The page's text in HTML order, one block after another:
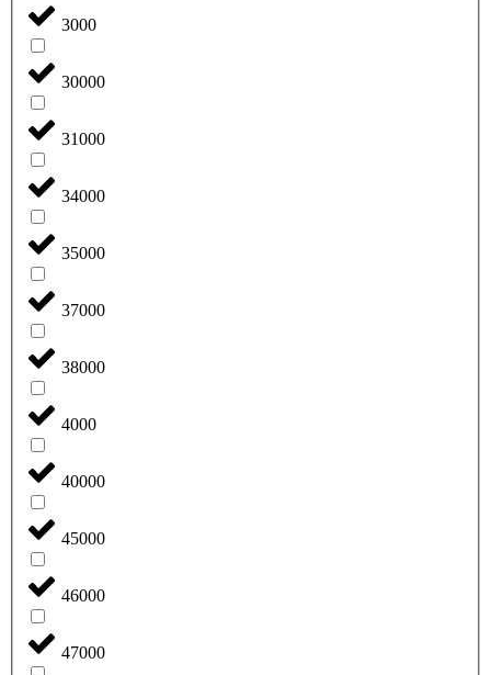
3000
30000
31000
34000
35000
37000
38000
4000
40000
45000
46000
47000